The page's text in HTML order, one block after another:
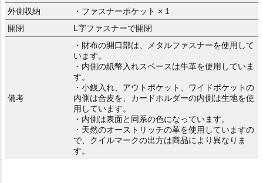
外側収納
・ファスナーポケット × 1
開閉
L字ファスナーで開閉
備考
・財布の開口部は、メタルファスナーを使用して
います。
・内側の紙幣入れスペースは牛革を使用していま
す。
・小銭入れ、アウトポケット、ワイドポケットの
内側は合皮を、カードホルダーの内側は生地を使
用しています。
・内側は表面と同系の色になっています。
・天然のオーストリッチの革を使用していますの
で、クイルマークの出方は商品により異なりま
す。